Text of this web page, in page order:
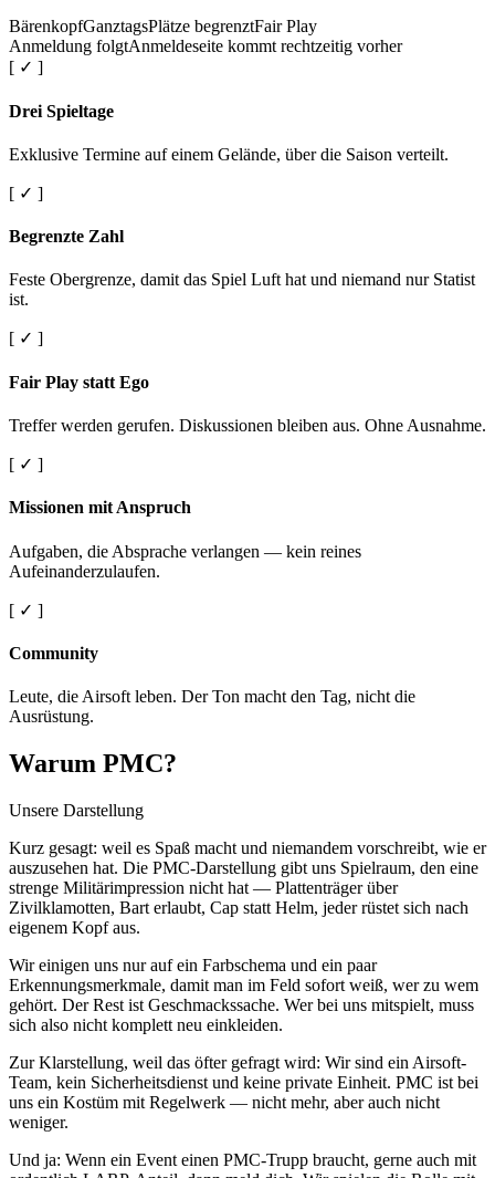
BärenkopfGanztagsPlätze begrenztFair Play
Anmeldung folgtAnmeldeseite kommt rechtzeitig vorher
[ ✓ ]
Drei Spieltage
Exklusive Termine auf einem Gelände, über die Saison verteilt.
[ ✓ ]
Begrenzte Zahl
Feste Obergrenze, damit das Spiel Luft hat und niemand nur Statist
ist.
[ ✓ ]
Fair Play statt Ego
Treffer werden gerufen. Diskussionen bleiben aus. Ohne Ausnahme.
[ ✓ ]
Missionen mit Anspruch
Aufgaben, die Absprache verlangen — kein reines
Aufeinanderzulaufen.
[ ✓ ]
Community
Leute, die Airsoft leben. Der Ton macht den Tag, nicht die
Ausrüstung.
Warum PMC?
Unsere Darstellung
Kurz gesagt: weil es Spaß macht und niemandem vorschreibt, wie er
auszusehen hat. Die PMC-Darstellung gibt uns Spielraum, den eine
strenge Militärimpression nicht hat — Plattenträger über
Zivilklamotten, Bart erlaubt, Cap statt Helm, jeder rüstet sich nach
eigenem Kopf aus.
Wir einigen uns nur auf ein Farbschema und ein paar
Erkennungsmerkmale, damit man im Feld sofort weiß, wer zu wem
gehört. Der Rest ist Geschmackssache. Wer bei uns mitspielt, muss
sich also nicht komplett neu einkleiden.
Zur Klarstellung, weil das öfter gefragt wird: Wir sind ein Airsoft-
Team, kein Sicherheitsdienst und keine private Einheit. PMC ist bei
uns ein Kostüm mit Regelwerk — nicht mehr, aber auch nicht
weniger.
Und ja: Wenn ein Event einen PMC-Trupp braucht, gerne auch mit